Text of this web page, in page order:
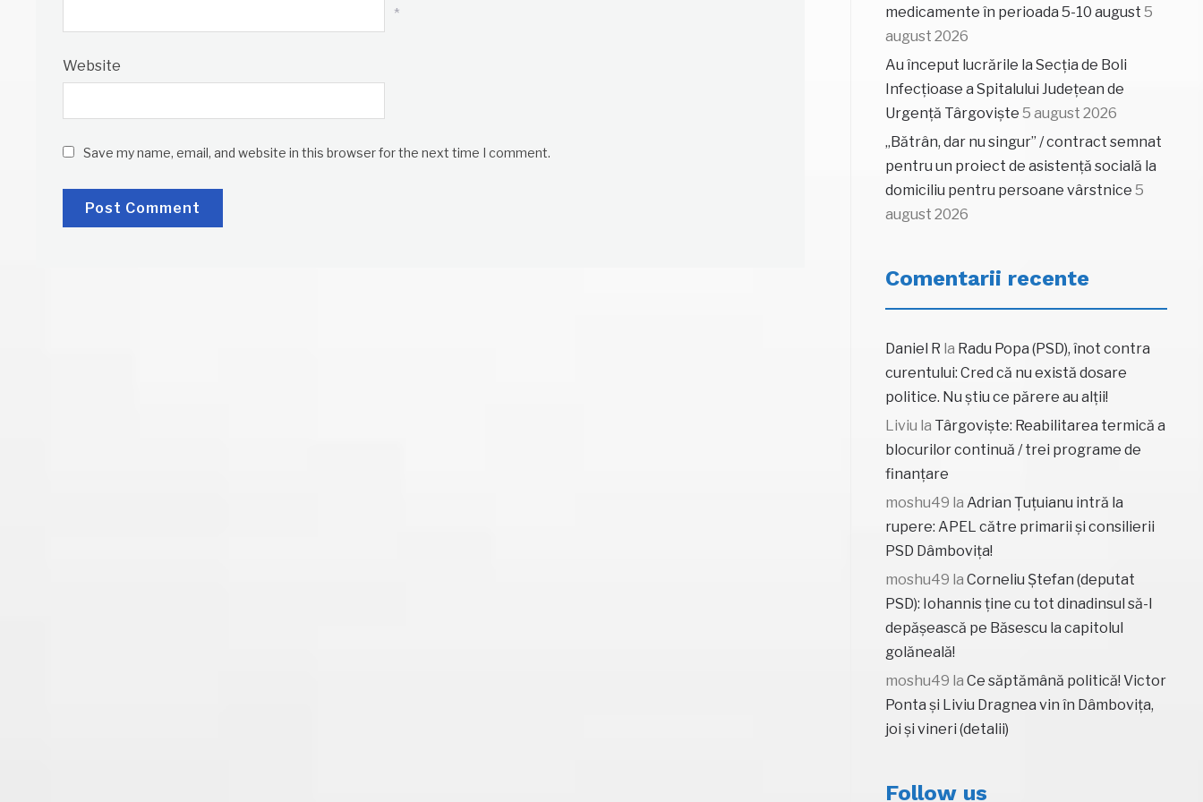
*
Website
Save my name, email, and website in this browser for the next time I comment.
medicamente în perioada 5-10 august 5
august 2026
Au început lucrările la Secția de Boli
Infecțioase a Spitalului Județean de
Urgență Târgoviște 5 august 2026
„Bătrân, dar nu singur” / contract semnat
pentru un proiect de asistență socială la
domiciliu pentru persoane vârstnice 5
august 2026
Comentarii recente
Daniel R la Radu Popa (PSD), înot contra
curentului: Cred că nu există dosare
politice. Nu știu ce părere au alții!
Liviu la Târgoviște: Reabilitarea termică a
blocurilor continuă / trei programe de
finanțare
moshu49 la Adrian Țuțuianu intră la
rupere: APEL către primarii și consilierii
PSD Dâmbovița!
moshu49 la Corneliu Ștefan (deputat
PSD): Iohannis ține cu tot dinadinsul să-l
depășească pe Băsescu la capitolul
golăneală!
moshu49 la Ce săptămână politică! Victor
Ponta și Liviu Dragnea vin în Dâmbovița,
joi și vineri (detalii)
Follow us